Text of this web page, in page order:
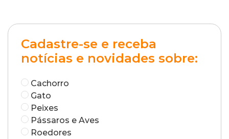
Cadastre-se e receba
notícias e novidades sobre:
Cachorro
Gato
Peixes
Pássaros e Aves
Roedores